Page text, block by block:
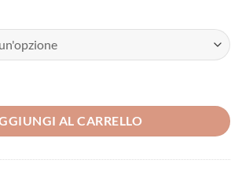
quantità
AL CARRELLO